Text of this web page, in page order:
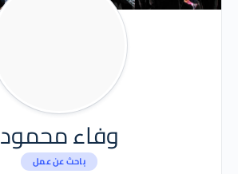
وفاء محمود
باحث عن عمل